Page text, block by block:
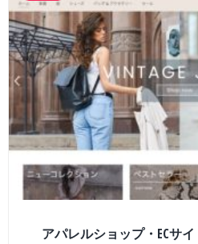
アパレルショップ・ECサ